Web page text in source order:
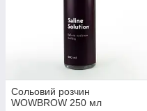
Сольовий розчин
WOWBROW 250 мл